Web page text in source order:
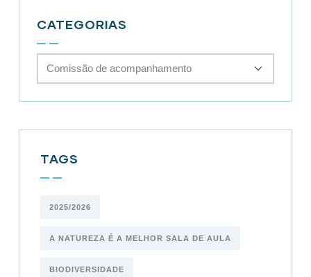
CATEGORIAS
TAGS
2025/2026
A NATUREZA É A MELHOR SALA DE AULA
BIODIVERSIDADE